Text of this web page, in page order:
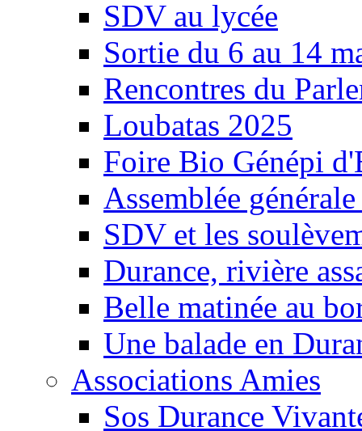
SDV au lycée
Sortie du 6 au 14
Rencontres du
Loubatas 2025
Foire Bio Génépi
Assemblée
SDV et les
Durance, rivière
Belle matinée au
Une balade en
Associations Amies
Sos Durance